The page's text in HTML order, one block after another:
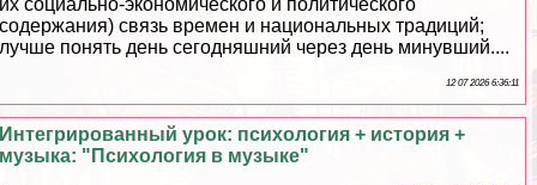
их социально-экономического и политического
содержания) связь времен и национальных традиций;
лучше понять день сегодняшний через день минувший....
12 07 2026 6:36:11
Интегрированный урок: психология + история +
музыка: "Психология в музыке"